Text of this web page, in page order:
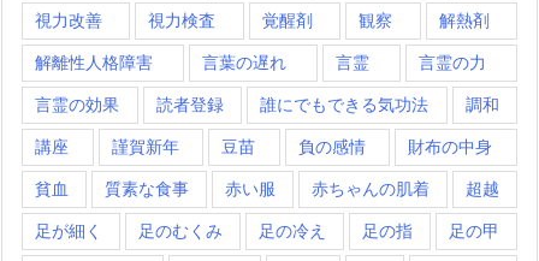
視力改善 視力検査 覚醒剤 観察 解熱剤
解離性人格障害 言葉の遅れ 言霊 言霊の力
言霊の効果 読者登録 誰にでもできる気功法 調和
講座 謹賀新年 豆苗 負の感情 財布の中身
貧血 質素な食事 赤い服 赤ちゃんの肌着 超越
足が細く 足のむくみ 足の冷え 足の指 足の甲